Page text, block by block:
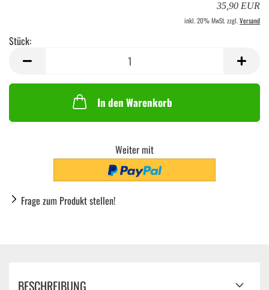
35,90 EUR
inkl. 20% MwSt. zzgl.Versand
Stück:
In den Warenkorb
Weiter mit
Frage zum Produkt stellen!
BESCHREIBUNG